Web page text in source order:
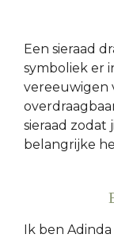
Een sieraad
symboliek er
vereeuwigen
sieraad zodat
belangrijke
Ik ben